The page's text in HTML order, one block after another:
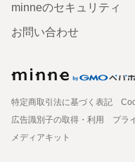
minneのセキュリティ
お問い合わせ
特定商取引法に基づく表記
広告識別子の取得・利用
プラ
メディアキット